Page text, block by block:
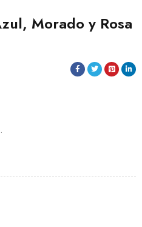
Morado y Rosa